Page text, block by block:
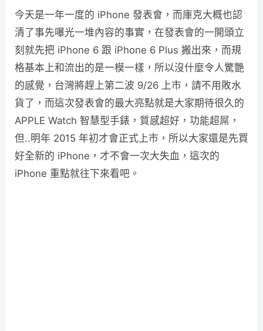
今天是一年一度的 iPhone 發表會，而庫克大概也認
清了事先嚗光一堆內容的事實，在發表會的一開頭立
刻就先把 iPhone 6 跟 iPhone 6 Plus 搬出來，而規
格基本上和流出的是一模一樣，所以沒什麼令人驚艷
的感覺，台灣將趕上第二波 9/26 上市，請不用敗水
貨了，而這次發表會的最大亮點就是大家期待很久的
APPLE Watch 智慧型手錶，質感超好，功能超屌，
但..明年 2015 年初才會正式上市，所以大家還是先買
好全新的 iPhone，才不會一次大失血，這次的
iPhone 重點就往下來看吧。